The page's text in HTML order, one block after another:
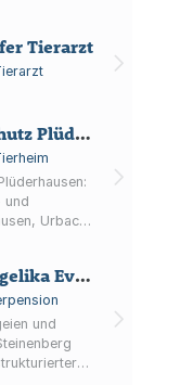
Tierarzt
Tier- und Naturschutz Plüderhausen und Urbach e.V.
und
Urbach
Vogelhaus Evy Angelika Evyline Vomhof
und